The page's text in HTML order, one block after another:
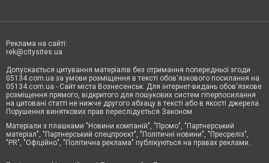
Реклама на сайті:
rek@citysites.ua
Допускається цитування матеріалів без отримання попередньої згоди
05134.com.ua за умови розміщення в тексті обов'язкового посилання на
05134.com.ua - Сайт міста Вознесенськ. Для інтернет-видань обов'язкове
розміщення прямого, відкритого для пошукових систем гіперпосилання
на цитовані статті не нижче другого абзацу в тексті або в якості джерела.
Порушення виняткових прав переслідується Законом.
Матеріали з плашками "Новини компаній", "Промо", "Партнерський
матеріал", "Партнерський спецпроєкт", "Політичні новини", "Пресреліз",
"PR", "Офіційно", "Політична реклама" публікуються на правах реклами.